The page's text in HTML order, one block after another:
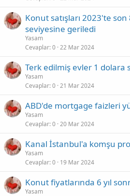
Konut satışları 2023'te son
seviyesine geriledi
Yasam
Cevaplar 0 22 Mar 2024
Terk edilmiş evler 1 dolara
Yasam
Cevaplar 0 21 Mar 2024
ABD'de mortgage faizleri
Yasam
Cevaplar 0 20 Mar 2024
Kanal İstanbul'a komşu
Yasam
Cevaplar 0 19 Mar 2024
Konut fiyatlarında 6 yıl
Yasam